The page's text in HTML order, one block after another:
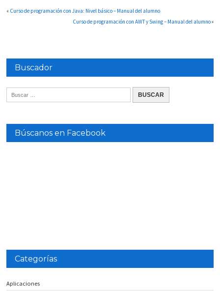
« Curso de programación con Java: Nivel básico – Manual del alumno
Curso de programación con AWT y Swing – Manual del alumno»
Buscador
Búscanos en Facebook
Categorías
Aplicaciones